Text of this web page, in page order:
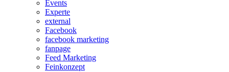
Events
Experte
external
Facebook
facebook marketing
fanpage
Feed Marketing
Feinkonzept